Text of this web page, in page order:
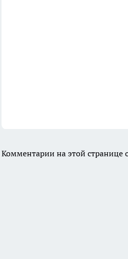
Комментарии на этой странице